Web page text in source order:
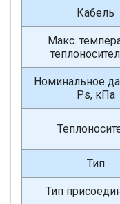
Кабель
Макс.
Номинальное
Ps, кПа
Тип
Тип